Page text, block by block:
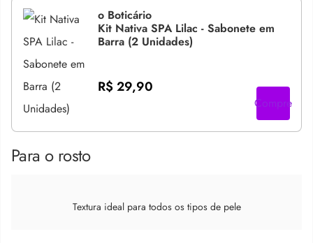
o Boticário
Kit Nativa SPA Lilac - Sabonete em
Barra (2 Unidades)
R$ 29,90
Compre
Para o rosto
Textura ideal para todos os tipos de pele